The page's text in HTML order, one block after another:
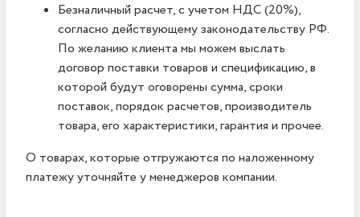
Безналичный расчет, с учетом НДС (20%),
согласно действующему законодательству РФ.
По желанию клиента мы можем выслать
договор поставки товаров и спецификацию, в
которой будут оговорены сумма, сроки
поставок, порядок расчетов, производитель
товара, его характеристики, гарантия и прочее.
О товарах, которые отгружаются по наложенному
платежу уточняйте у менеджеров компании.